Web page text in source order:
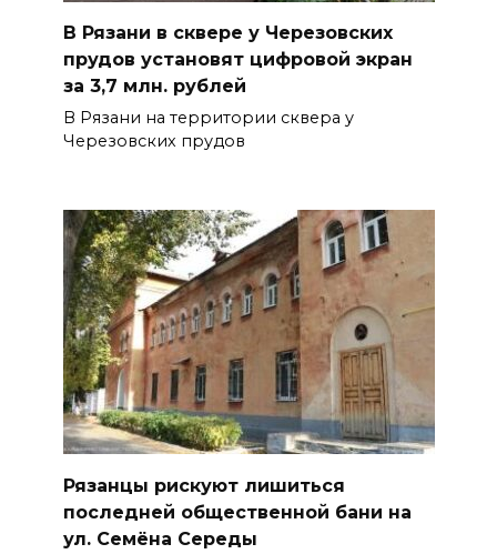
В Рязани в сквере у Черезовских
прудов установят цифровой экран
за 3,7 млн. рублей
В Рязани на территории сквера у
Черезовских прудов
Рязанцы рискуют лишиться
последней общественной бани на
ул. Семёна Середы